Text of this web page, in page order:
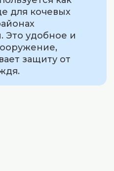
для кочевых
Это удобное и
защиту от